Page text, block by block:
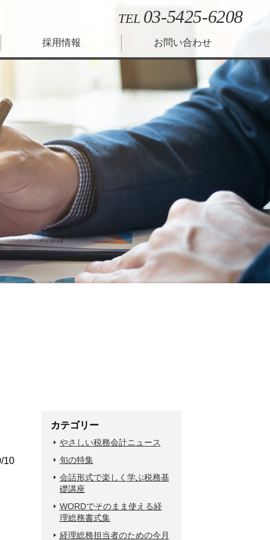
TEL 03-5425-6208
集
ンダー
採用情報 お問い合わせ
10
カテゴリー
やさしい税務会計ニュース
旬の特集
会話形式で楽しく学ぶ税務基
礎講座
WORDでそのまま使える経
理総務書式集
経理総務担当者のための今月